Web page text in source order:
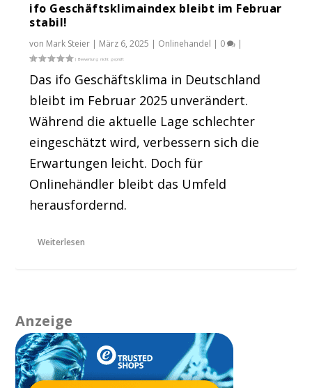
ifo Geschäftsklimaindex bleibt im Februar
stabil!
von Mark Steier | März 6, 2025 | Onlinehandel | 0 |
Das ifo Geschäftsklima in Deutschland
bleibt im Februar 2025 unverändert.
Während die aktuelle Lage schlechter
eingeschätzt wird, verbessern sich die
Erwartungen leicht. Doch für
Onlinehändler bleibt das Umfeld
herausfordernd.
Weiterlesen
Anzeige